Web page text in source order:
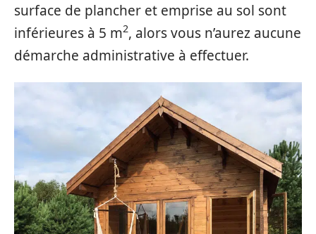
surface de plancher et emprise au sol sont
inférieures à 5 m2, alors vous n’aurez aucune
démarche administrative à effectuer.